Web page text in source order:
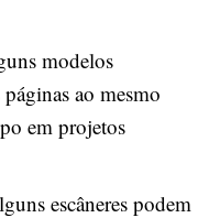
modelos
ao mesmo
em projetos
escâneres podem